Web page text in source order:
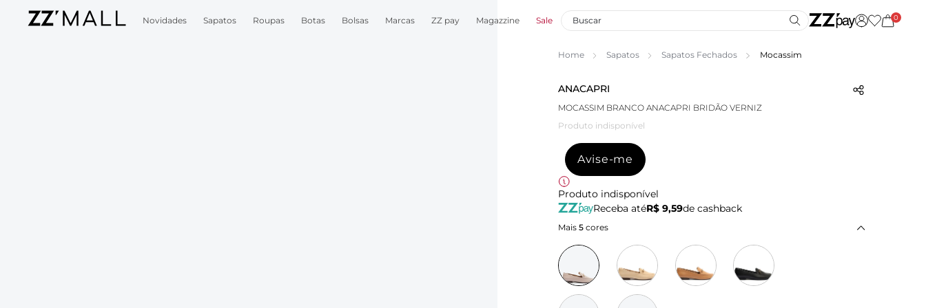
Novidades Sapatos Roupas Botas Bolsas Marcas ZZ pay Magazzine Sale 0
Home Sapatos Sapatos Fechados Mocassim
ANACAPRI
MOCASSIM BRANCO ANACAPRI BRIDÃO VERNIZ
Produto indisponível
Avise-me
Produto indisponível
Receba atéR$ 9,59de cashback
Mais 5 cores